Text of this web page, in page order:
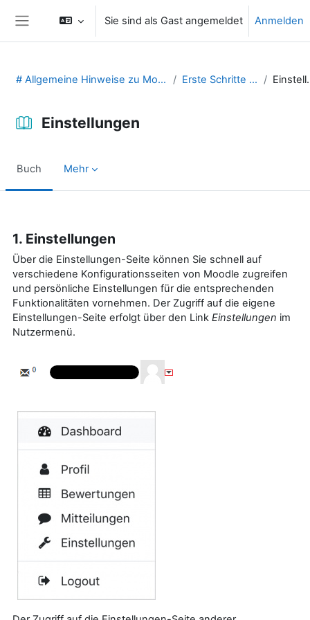
Website-Übersicht
Sie sind als Gast angemeldet Anmelden
# Allgemeine Hinweise zu Moodle (29131475) Erste Schritte in Moodle
Einstellungen
Buch Mehr
1. Einstellungen
Über die Einstellungen-Seite können Sie schnell auf
verschiedene Konfigurationsseiten von Moodle zugreifen
und persönliche Einstellungen für die entsprechenden
Funktionalitäten vornehmen. Der Zugriff auf die eigene
Einstellungen-Seite erfolgt über den Link Einstellungen im
Nutzermenü.